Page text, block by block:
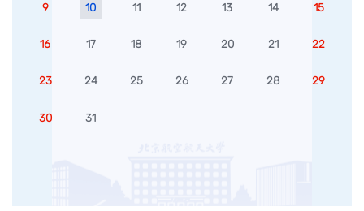
9 10 11 12 13 14 15
16 17 18 19 20 21 22
23 24 25 26 27 28 29
30 31